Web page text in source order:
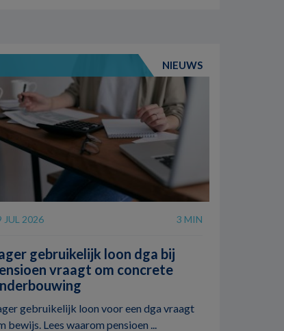
NIEUWS
JUL 2026 3 MIN
gebruikelijk loon dga bij
vraagt om concrete
gebruikelijk loon voor een dga vraagt
bewijs. Lees waarom pensioen ...